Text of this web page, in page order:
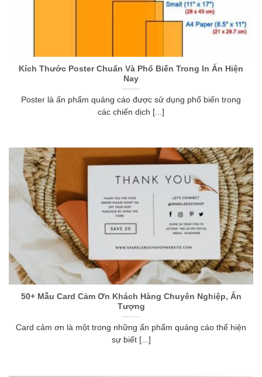
Kích Thước Poster Chuẩn Và Phổ Biến Trong In Ấn Hiện
Nay
Poster là ấn phẩm quảng cáo được sử dụng phổ biến trong
các chiến dịch [...]
50+ Mẫu Card Cảm Ơn Khách Hàng Chuyên Nghiệp, Ấn
Tượng
Card cảm ơn là một trong những ấn phẩm quảng cáo thể hiện
sự biết [...]